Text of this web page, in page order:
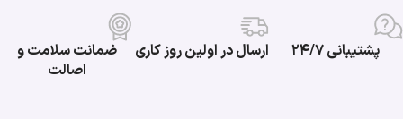
پشتیبانی ۲۴/۷ ارسال در اولین روز کاری
ضمانت سلامت و
اصالت